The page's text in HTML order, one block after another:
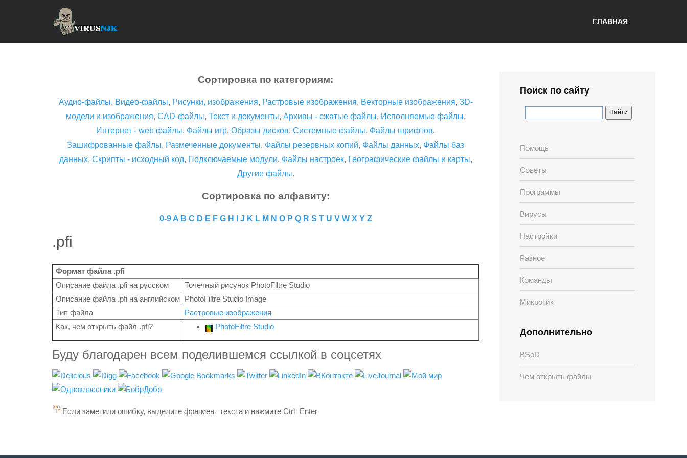
ГЛАВНАЯ
Сортировка по категориям:
Аудио-файлы, Видео-файлы, Рисунки, изображения, Растровые изображения, Векторные изображения, 3D-
модели и изображения, CAD-файлы, Текст и документы, Архивы - сжатые файлы, Исполняемые файлы,
Интернет - web файлы, Файлы игр, Образы дисков, Системные файлы, Файлы шрифтов,
Зашифрованные файлы, Размеченные документы, Файлы резервных копий, Файлы данных, Файлы баз
данных, Скрипты - исходный код, Подключаемые модули, Файлы настроек, Географические файлы и карты,
Другие файлы.
Сортировка по алфавиту:
0-9 A B C D E F G H J K L M N O P Q R S T U V W X Y Z
.pfi
Формат файла .pfi
Описание файла .pfi на русском
Точечный рисунок PhotoFiltre Studio
Описание файла .pfi на английском PhotoFiltre Studio Image
Тип файла
Растровые изображения
Как, чем открыть файл .pfi?
PhotoFiltre Studio
Буду благодарен всем поделившемся ссылкой в соцсетях
Если заметили ошибку, выделите фрагмент текста и нажмите Ctrl+Enter
Поиск по сайту
Помощь
Советы
Программы
Вирусы
Настройки
Разное
Команды
Микротик
Дополнительно
BSoD
Чем открыть файлы